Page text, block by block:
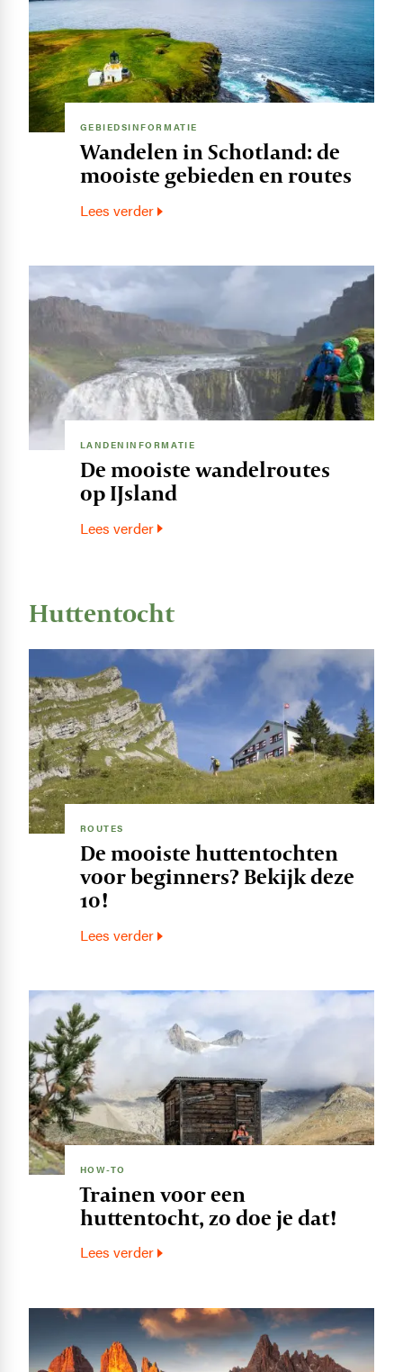
GEBIEDSINFORMATIE
Wandelen in Schotland: de
mooiste gebieden en routes
Lees verder
LANDENINFORMATIE
De mooiste wandelroutes
op IJsland
Lees verder
Huttentocht
ROUTES
De mooiste huttentochten
voor beginners? Bekijk deze
10!
Lees verder
Image
HOW-TO
Trainen voor een
huttentocht, zo doe je dat!
Lees verder
Image